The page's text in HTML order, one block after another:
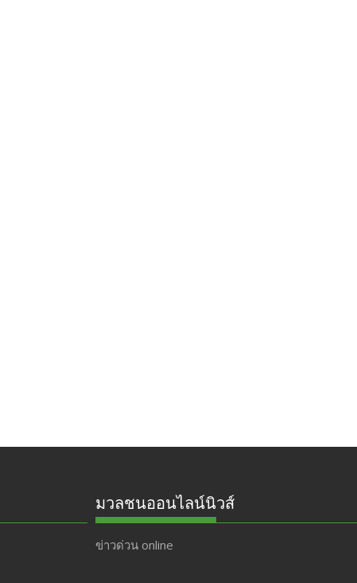
มวลชนออนไลน์นิวส์
ข่าวด่วน online